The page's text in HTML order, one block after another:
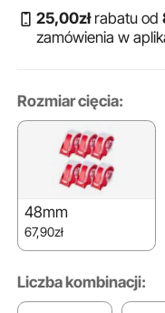
25,00złrabatu od
zamówienia w
Rozmiar cięcia:
48mm
67,90zł
Liczba kombinacji: